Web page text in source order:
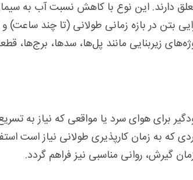
بتن در بازه زمانی طولانی (تا چند ساعت) و
زیربنایی مانند پل‌ها، سدها، برج‌ها،
برای هوای سرد یا مواقعی که نیاز به
که به زمان کارپذیری طولانی نیاز است
گیرش، روانی مناسبی نیز فراهم گردد.